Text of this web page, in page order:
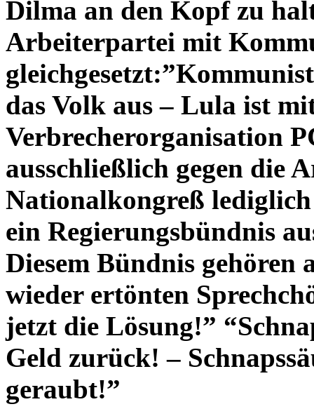
Dilma an den Kopf zu
Arbeiterpartei mit
das Volk aus – Lula ist
Verbrecherorganisation
ausschließlich gegen die
Nationalkongreß
ein Regierungsbündnis
Diesem Bündnis gehören
wieder ertönten
jetzt die Lösung!”
Geld zurück! –
geraubt!”